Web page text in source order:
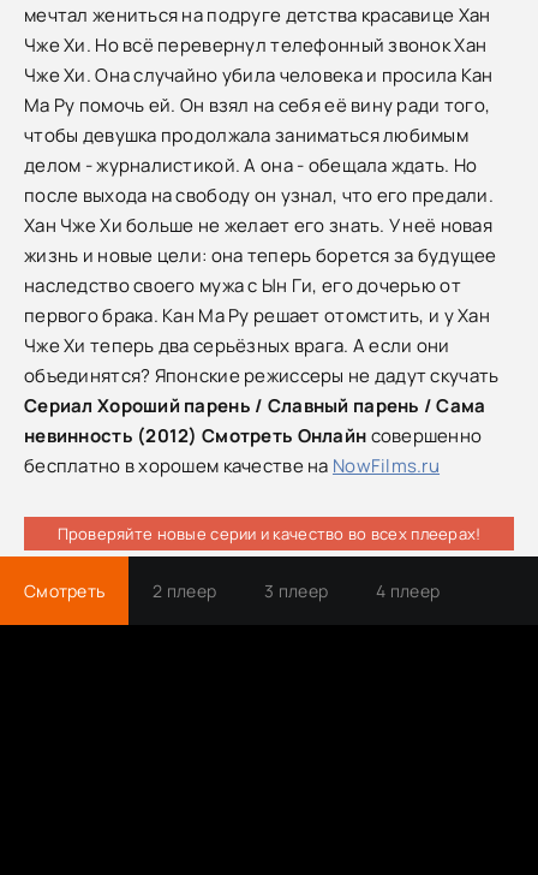
мечтал жениться на подруге детства красавице Хан
Чже Хи. Но всё перевернул телефонный звонок Хан
Чже Хи. Она случайно убила человека и просила Кан
Ма Ру помочь ей. Он взял на себя её вину ради того,
чтобы девушка продолжала заниматься любимым
делом - журналистикой. А она - обещала ждать. Но
после выхода на свободу он узнал, что его предали.
Хан Чже Хи больше не желает его знать. У неё новая
жизнь и новые цели: она теперь борется за будущее
наследство своего мужа с Ын Ги, его дочерью от
первого брака. Кан Ма Ру решает отомстить, и у Хан
Чже Хи теперь два серьёзных врага. А если они
объединятся? Японские режиссеры не дадут скучать
Сериал Хороший парень / Славный парень / Сама
невинность (2012) Cмотреть Онлайнсовершенно
бесплатно в хорошем качестве на NowFilms.ru
Проверяйте новые серии и качество во всех плеерах!
Смотреть 2 плеер 3 плеер 4 плеер